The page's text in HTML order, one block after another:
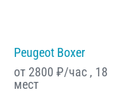
Peugeot Boxer
от 2800 ₽/час , 18
мест